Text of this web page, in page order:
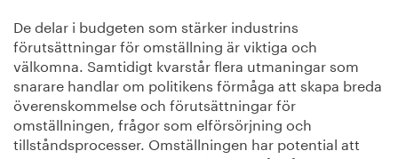
De delar i budgeten som stärker industrins
förutsättningar för omställning är viktiga och
välkomna. Samtidigt kvarstår flera utmaningar som
snarare handlar om politikens förmåga att skapa breda
överenskommelse och förutsättningar för
omställningen, frågor som elförsörjning och
tillståndsprocesser. Omställningen har potential att